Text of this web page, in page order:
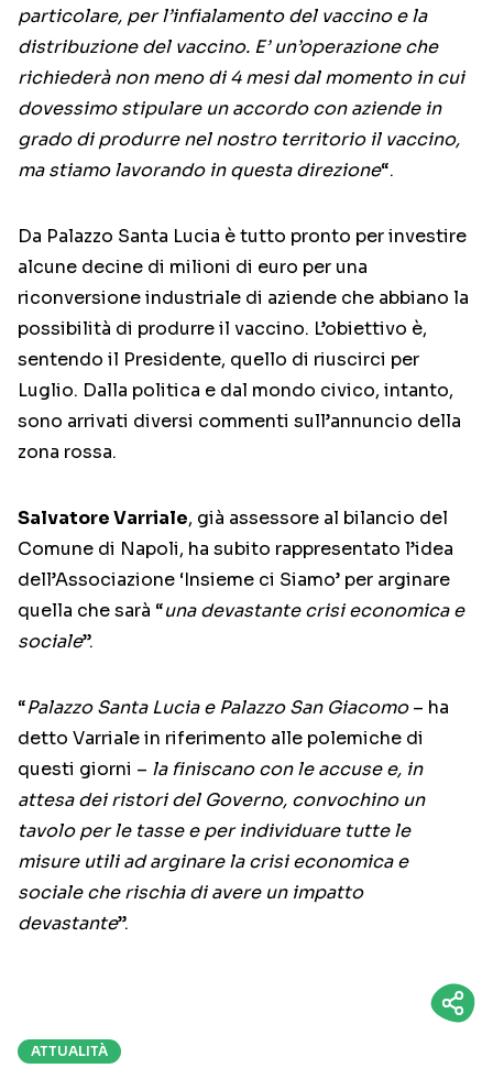
particolare, per l’infialamento del vaccino e la
distribuzione del vaccino. E’ un’operazione che
richiederà non meno di 4 mesi dal momento in cui
dovessimo stipulare un accordo con aziende in
grado di produrre nel nostro territorio il vaccino,
ma stiamo lavorando in questa direzione“.
Da Palazzo Santa Lucia è tutto pronto per investire
alcune decine di milioni di euro per una
riconversione industriale di aziende che abbiano la
possibilità di produrre il vaccino. L’obiettivo è,
sentendo il Presidente, quello di riuscirci per
Luglio. Dalla politica e dal mondo civico, intanto,
sono arrivati diversi commenti sull’annuncio della
zona rossa.
Salvatore Varriale, già assessore al bilancio del
Comune di Napoli, ha subito rappresentato l’idea
dell’Associazione ‘Insieme ci Siamo’ per arginare
quella che sarà “una devastante crisi economica e
sociale”.
“Palazzo Santa Lucia e Palazzo San Giacomo– ha
detto Varriale in riferimento alle polemiche di
questi giorni – la finiscano con le accuse e, in
attesa dei ristori del Governo, convochino un
tavolo per le tasse e per individuare tutte le
misure utili ad arginare la crisi economica e
sociale che rischia di avere un impatto
devastante”.
ATTUALITÀ